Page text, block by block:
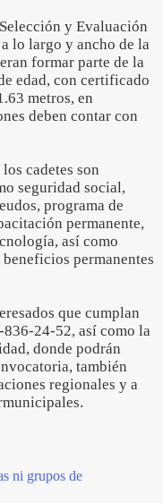
y Evaluación
lo largo y ancho de la
formar parte de la
edad, con certificado
metros, en
deben contar con
cadetes son
seguridad social,
programa de
permanente,
así como
permanentes
que cumplan
24-52, así como la
donde podrán
también
regionales y a
ni grupos de